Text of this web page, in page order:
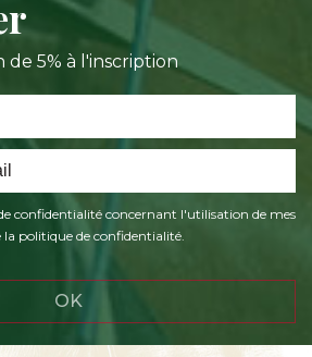
5% à l'inscription
confidentialité concernant l'utilisation de mes
la politique de confidentialité